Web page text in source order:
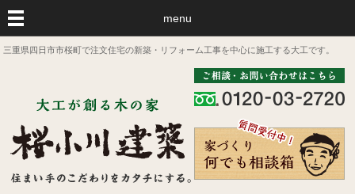
menu
三重県四日市市桜町で注文住宅の新築・リフォーム工事を中心に施工する大工です。